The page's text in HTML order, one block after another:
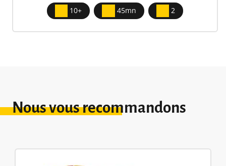
10+ 45mn 2
Nous vous recommandons